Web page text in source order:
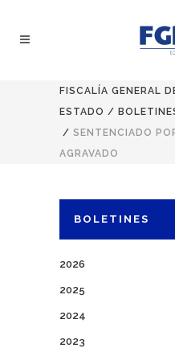
FISCALÍA GENERAL
ESTADO /
/ SENTENCIADO
AGRAVADO
BOLETINES
2026
2025
2024
2023